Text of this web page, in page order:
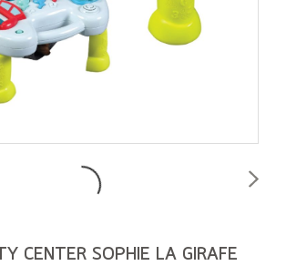
CENTER SOPHIE LA GIRAFE